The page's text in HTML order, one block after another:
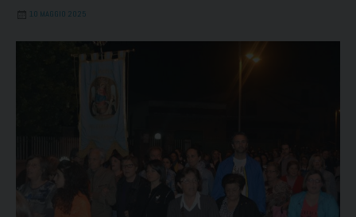
10 MAGGIO 2025